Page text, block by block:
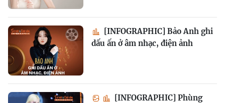
[INFOGRAPHIC] Bảo Anh ghi
dấu ấn ở âm nhạc, điện ảnh
[INFOGRAPHIC] Phùng